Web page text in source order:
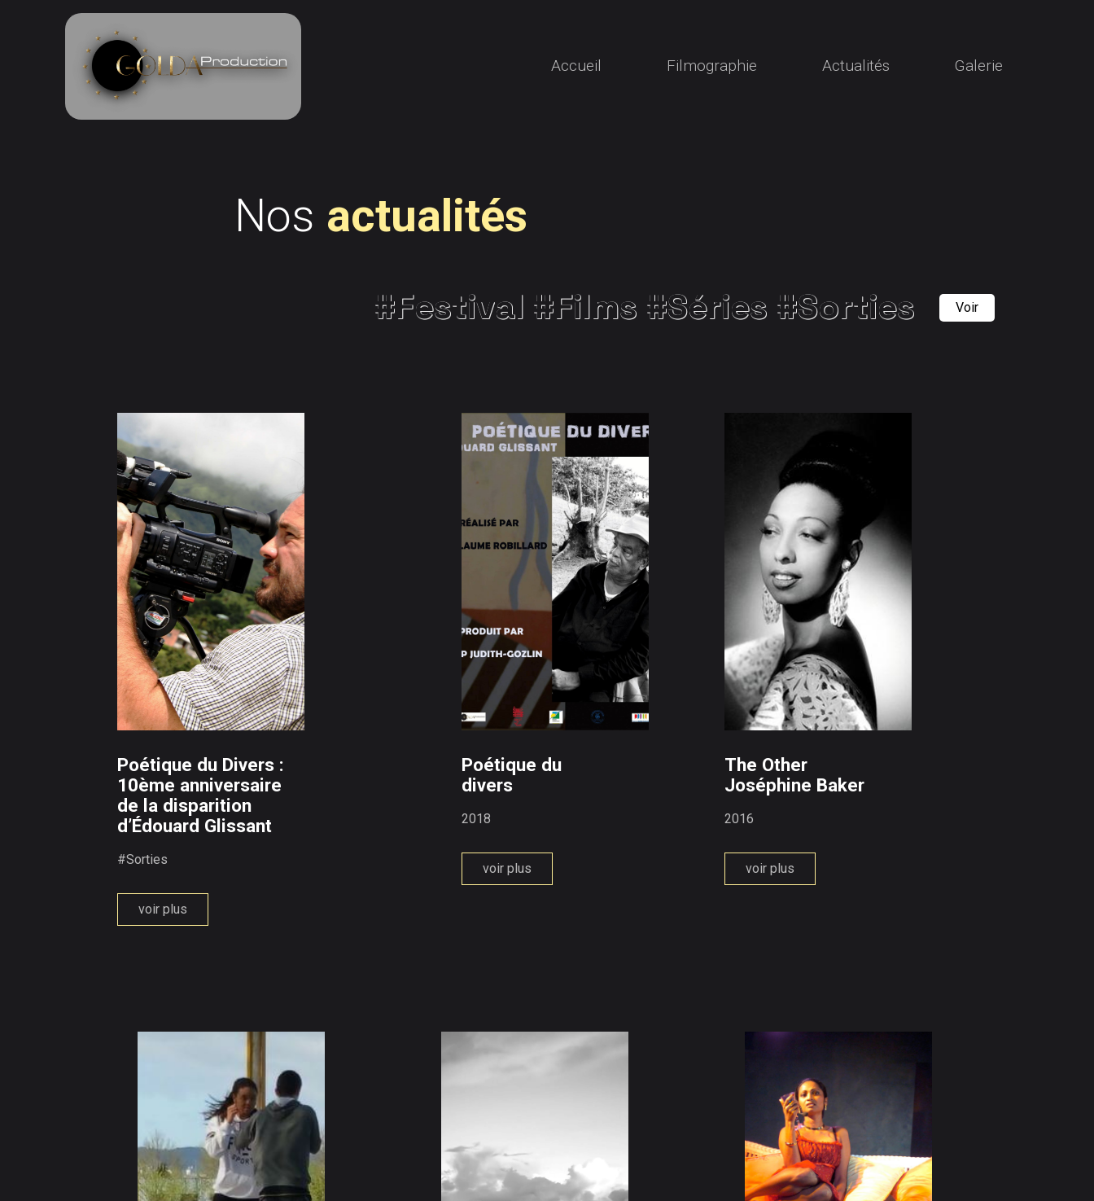
Accueil Filmographie Actualités Galerie
Nos actualités
#Festival #Films #Séries #Sorties
Poétique du Divers :
10ème anniversaire
de la disparition
d’Édouard Glissant
#Sorties
voir plus
Poétique du
divers
2018
voir plus
The Other
Joséphine Baker
2016
voir plus